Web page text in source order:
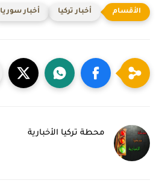
أخبار تركيا أخبار سوريا
محطة تركيا الأخبارية